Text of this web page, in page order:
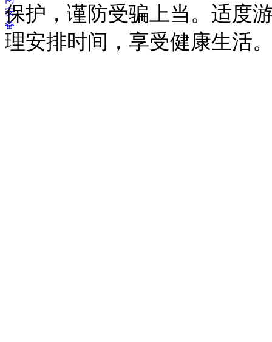
保护，谨防受骗上当。适度
理安排时间，享受健康生活